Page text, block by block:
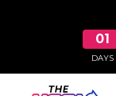
01
DAYS